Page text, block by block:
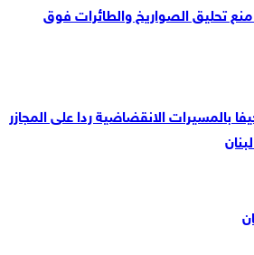
تحليق الصواريخ والطائرات فوق
بالمسيرات الانقضاضية ردا على المجازر